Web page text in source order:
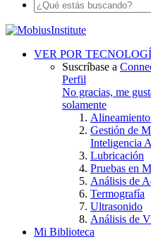
VER POR
Suscríbase a
Perfil
No gracias, me
solamente
Gestión de
Inteligencia
Lubricación
Pruebas en
Análisis de
Termografía
Ultrasonido
Análisis de
Mi Biblioteca